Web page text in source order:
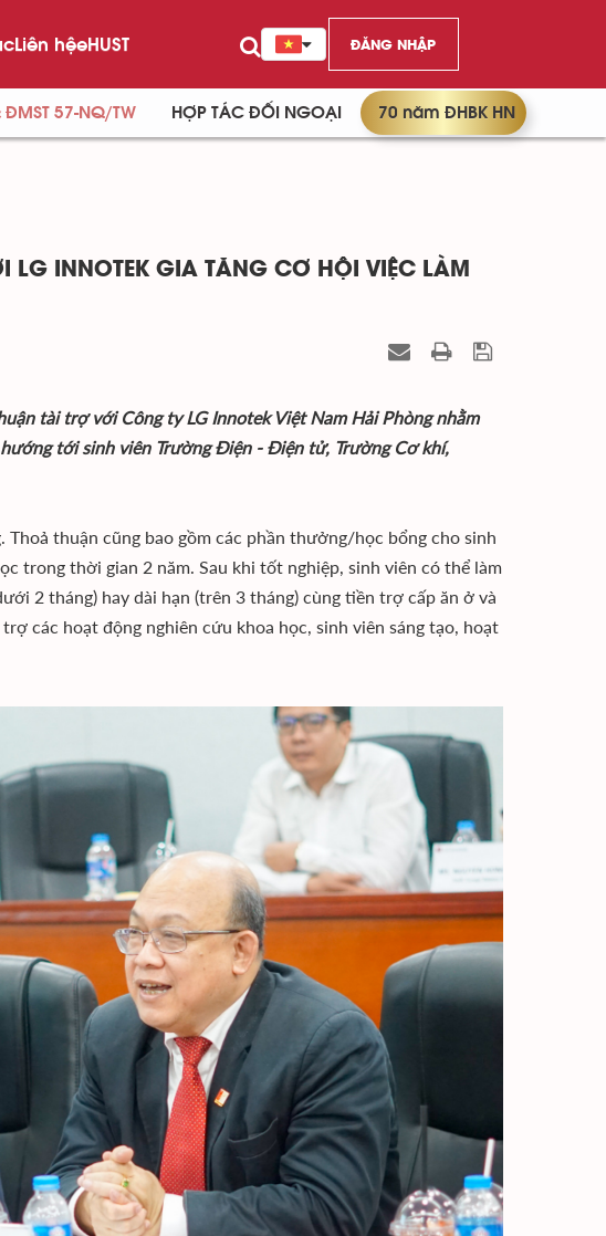
Liên hệeHUST ĐĂNG NHẬP
ĐMST 57-NQ/TW HỢP TÁC ĐỐI NGOẠI 70 năm ĐHBK HN
INNOTEK GIA TĂNG CƠ HỘI VIỆC LÀM
tài trợ với Công ty LG Innotek Việt Nam Hải Phòng nhằm
tới sinh viên Trường Điện - Điện tử, Trường Cơ khí,
thuận cũng bao gồm các phần thưởng/học bổng cho sinh
trong thời gian 2 năm. Sau khi tốt nghiệp, sinh viên có thể làm
2 tháng) hay dài hạn (trên 3 tháng) cùng tiền trợ cấp ăn ở và
các hoạt động nghiên cứu khoa học, sinh viên sáng tạo, hoạt